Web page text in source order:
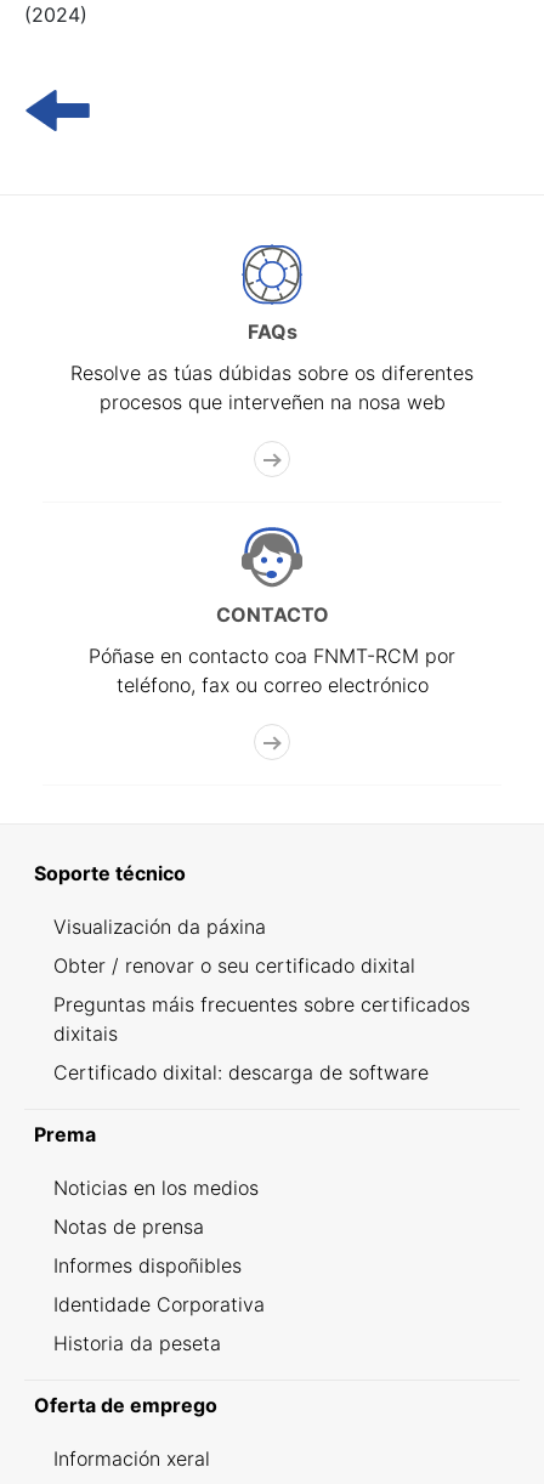
(2024)
FAQs
Resolve as túas dúbidas sobre os diferentes
procesos que interveñen na nosa web
CONTACTO
Póñase en contacto coa FNMT-RCM por
teléfono, fax ou correo electrónico
Soporte técnico
Visualización da páxina
Obter / renovar o seu certificado dixital
Preguntas máis frecuentes sobre certificados
dixitais
Certificado dixital: descarga de software
Prema
Noticias en los medios
Notas de prensa
Informes dispoñibles
Identidade Corporativa
Historia da peseta
Oferta de emprego
Información xeral